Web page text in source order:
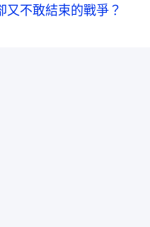
又不敢結束的戰爭？